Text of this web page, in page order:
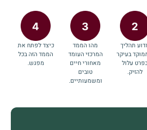
תהליך
בעיקר
עלול
להזיק.
מהו הממד
המרכזי העומד
מאחורי חיים
טובים
ומשמעותיים.
כיצד לפתח את
הממד הזה בכל
מפגש.